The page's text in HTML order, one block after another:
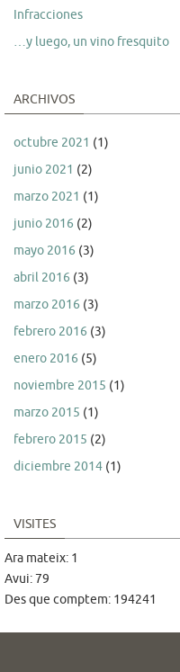
Infracciones
…y luego, un vino fresquito
ARCHIVOS
octubre 2021 (1)
junio 2021 (2)
marzo 2021 (1)
junio 2016 (2)
mayo 2016 (3)
abril 2016 (3)
marzo 2016 (3)
febrero 2016 (3)
enero 2016 (5)
noviembre 2015 (1)
marzo 2015 (1)
febrero 2015 (2)
diciembre 2014 (1)
VISITES
Ara mateix: 1
Avui: 79
Des que comptem: 194241